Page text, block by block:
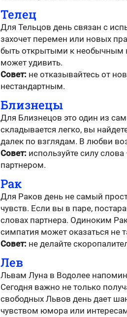
Телец
Для Тельцов день связан с
захочет перемен или новых
быть открытыми к необычным
может удивить.
Совет: не отказывайтесь от
нестандартным.
Близнецы
Для Близнецов это один из
складывается легко, вы
далек по взглядам. В любви
Совет: используйте силу
партнером.
Рак
Для Раков день не самый
чувств. Если вы в паре,
словах партнера. Одиноким
симпатия может оказаться не
Совет: не делайте
Лев
Львам Луна в Водолее
Сегодня важно не только
свободных Львов день дает
чувством юмора или